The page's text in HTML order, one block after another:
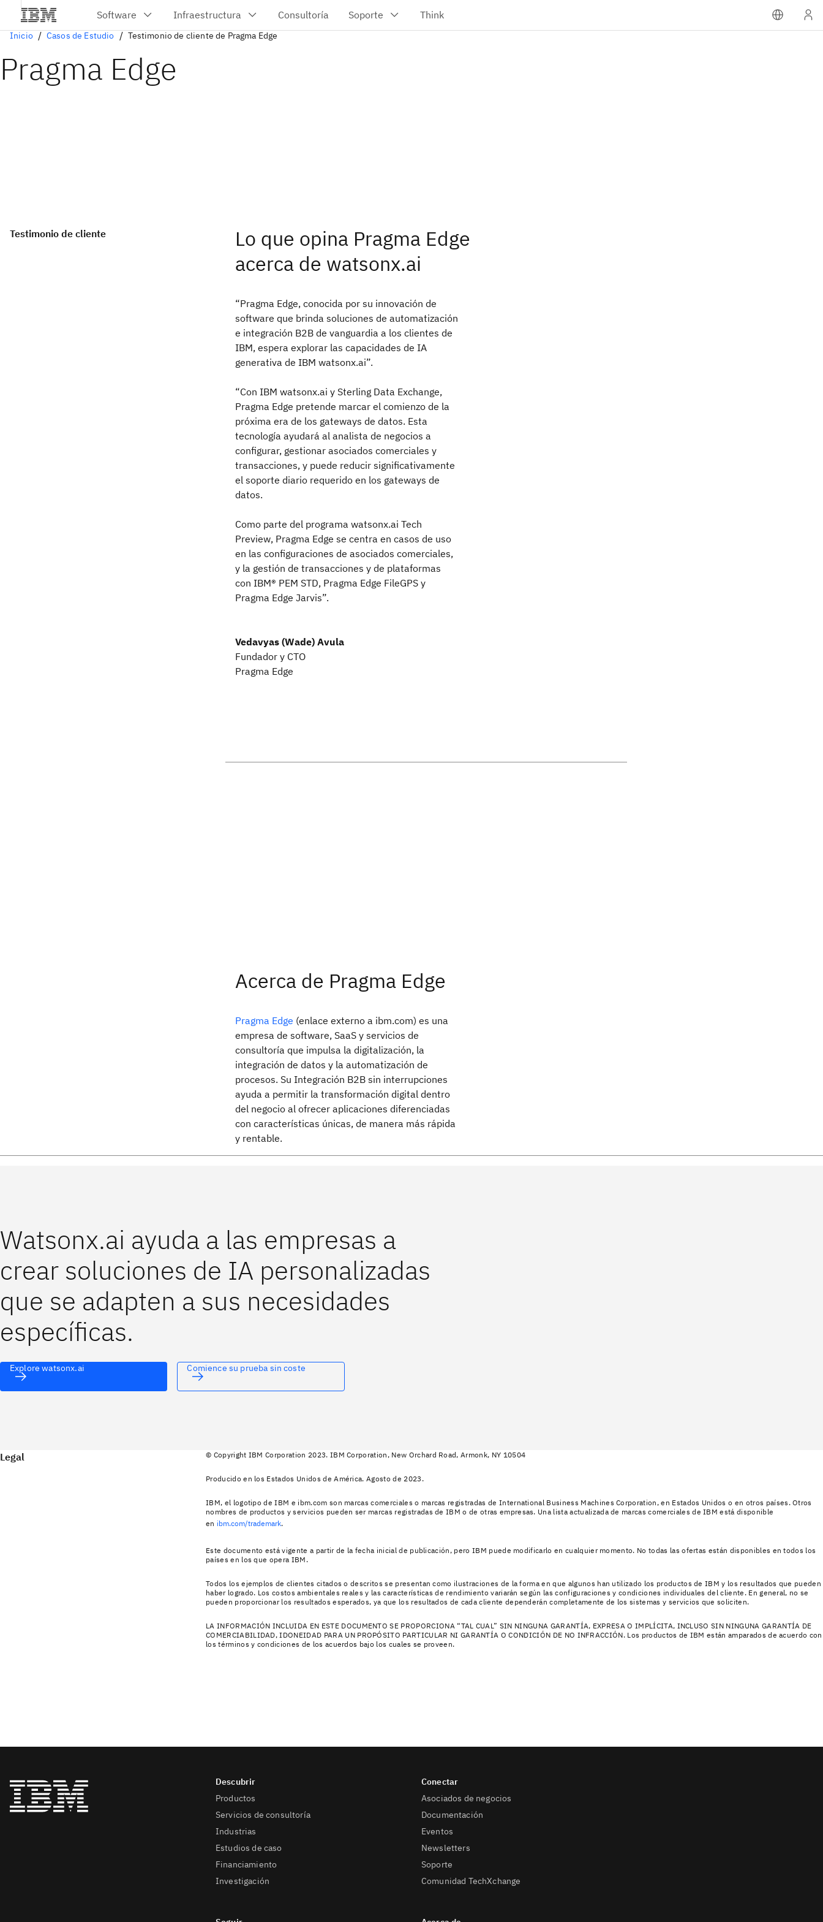
Inicio Casos de Estudio Testimonio de cliente de Pragma Edge
Pragma Edge
Testimonio de cliente
Lo que opina Pragma Edge
acerca de watsonx.ai
“Pragma Edge, conocida por su innovación de
software que brinda soluciones de automatización
e integración B2B de vanguardia a los clientes de
IBM, espera explorar las capacidades de IA
generativa de IBM watsonx.ai”.
“Con IBM watsonx.ai y Sterling Data Exchange,
Pragma Edge pretende marcar el comienzo de la
próxima era de los gateways de datos. Esta
tecnología ayudará al analista de negocios a
configurar, gestionar asociados comerciales y
transacciones, y puede reducir significativamente
el soporte diario requerido en los gateways de
datos.
Como parte del programa watsonx.ai Tech
Preview, Pragma Edge se centra en casos de uso
en las configuraciones de asociados comerciales,
y la gestión de transacciones y de plataformas
con IBM® PEM STD, Pragma Edge FileGPS y
Pragma Edge Jarvis”.
Vedavyas (Wade) Avula
Fundador y CTO
Pragma Edge
Acerca de Pragma Edge
Pragma Edge (enlace externo a ibm.com) es una
empresa de software, SaaS y servicios de
consultoría que impulsa la digitalización, la
integración de datos y la automatización de
procesos. Su Integración B2B sin interrupciones
ayuda a permitir la transformación digital dentro
del negocio al ofrecer aplicaciones diferenciadas
con características únicas, de manera más rápida
y rentable.
Watsonx.ai ayuda a las empresas a
crear soluciones de IA personalizadas
que se adapten a sus necesidades
específicas.
Explore watsonx.ai Comience su prueba sin coste
Legal © Copyright IBM Corporation 2023. IBM Corporation, New Orchard Road, Armonk, NY 10504
Producido en los Estados Unidos de América. Agosto de 2023.
IBM, el logotipo de IBM e ibm.com son marcas comerciales o marcas registradas de International Business Machines Corporation, en Estados Unidos o en otros países. Otros
nombres de productos y servicios pueden ser marcas registradas de IBM o de otras empresas. Una lista actualizada de marcas comerciales de IBM está disponible
en ibm.com/trademark.
Este documento está vigente a partir de la fecha inicial de publicación, pero IBM puede modificarlo en cualquier momento. No todas las ofertas están disponibles en todos los
países en los que opera IBM.
Todos los ejemplos de clientes citados o descritos se presentan como ilustraciones de la forma en que algunos han utilizado los productos de IBM y los resultados que pueden
haber logrado. Los costos ambientales reales y las características de rendimiento variarán según las configuraciones y condiciones individuales del cliente. En general, no se
pueden proporcionar los resultados esperados, ya que los resultados de cada cliente dependerán completamente de los sistemas y servicios que soliciten.
LA INFORMACIÓN INCLUIDA EN ESTE DOCUMENTO SE PROPORCIONA “TAL CUAL” SIN NINGUNA GARANTÍA, EXPRESA O IMPLÍCITA, INCLUSO SIN NINGUNA GARANTÍA DE
COMERCIABILIDAD, IDONEIDAD PARA UN PROPÓSITO PARTICULAR NI GARANTÍA O CONDICIÓN DE NO INFRACCIÓN. Los productos de IBM están amparados de acuerdo con
los términos y condiciones de los acuerdos bajo los cuales se proveen.
Productos
Servicios de consultoría
Industrias
Estudios de caso
Financiamiento
Investigación
Asociados de negocios
Documentación
Eventos
Newsletters
Soporte
Comunidad TechXchange